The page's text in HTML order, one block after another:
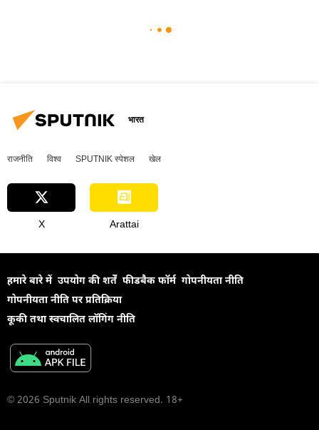
भारत
राजनीति विश्व SPUTNIK स्पेशल खेल
X Arattai
हमारे बारे में उपयोग की शर्तें फीडबैक फॉर्म गोपनीयता नीति
गोपनीयता नीति पर प्रतिक्रिया
कूकी तथा स्वचालित लॉगिंग नीति
© 2026 Sputnik All rights reserved. 18+